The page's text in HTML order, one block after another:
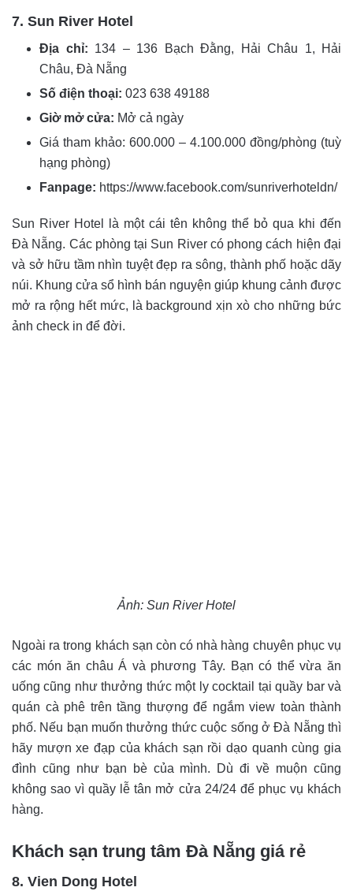
7. Sun River Hotel
Địa chỉ: 134 – 136 Bạch Đằng, Hải Châu 1, Hải
Châu, Đà Nẵng
Số điện thoại: 023 638 49188
Giờ mở cửa: Mở cả ngày
Giá tham khảo: 600.000 – 4.100.000 đồng/phòng (tuỳ
hạng phòng)
Fanpage: https://www.facebook.com/sunriverhoteldn/
Sun River Hotel là một cái tên không thể bỏ qua khi đến
Đà Nẵng. Các phòng tại Sun River có phong cách hiện đại
và sở hữu tầm nhìn tuyệt đẹp ra sông, thành phố hoặc dãy
núi. Khung cửa sổ hình bán nguyện giúp khung cảnh được
mở ra rộng hết mức, là background xịn xò cho những bức
ảnh check in để đời.
Ảnh: Sun River Hotel
Ngoài ra trong khách sạn còn có nhà hàng chuyên phục vụ
các món ăn châu Á và phương Tây. Bạn có thể vừa ăn
uống cũng như thưởng thức một ly cocktail tại quầy bar và
quán cà phê trên tầng thượng để ngắm view toàn thành
phố. Nếu bạn muốn thưởng thức cuộc sống ở Đà Nẵng thì
hãy mượn xe đạp của khách sạn rồi dạo quanh cùng gia
đình cũng như bạn bè của mình. Dù đi về muộn cũng
không sao vì quầy lễ tân mở cửa 24/24 để phục vụ khách
hàng.
Khách sạn trung tâm Đà Nẵng giá rẻ
8. Vien Dong Hotel